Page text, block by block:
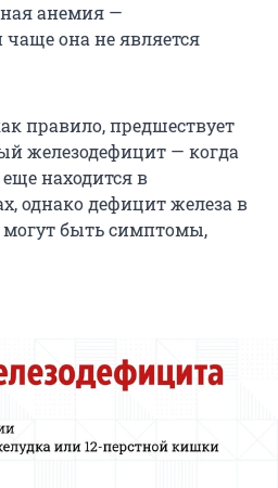
анемия —
чаще она не является
правило, предшествует
железодефицит — когда
находится в
однако дефицит железа в
могут быть симптомы,